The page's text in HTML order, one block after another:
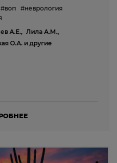
#воп
#неврология
А.Е., Лила А.М.,
О.А. и другие